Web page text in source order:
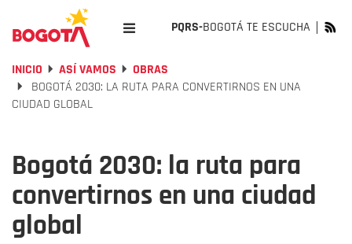
PQRS-BOGOTÁ TE ESCUCHA
INICIO ASÍ VAMOS
OBRAS
BOGOTÁ 2030: LA RUTA PARA CONVERTIRNOS EN UNA
CIUDAD GLOBAL
Bogotá 2030: la ruta para
convertirnos en una ciudad
global